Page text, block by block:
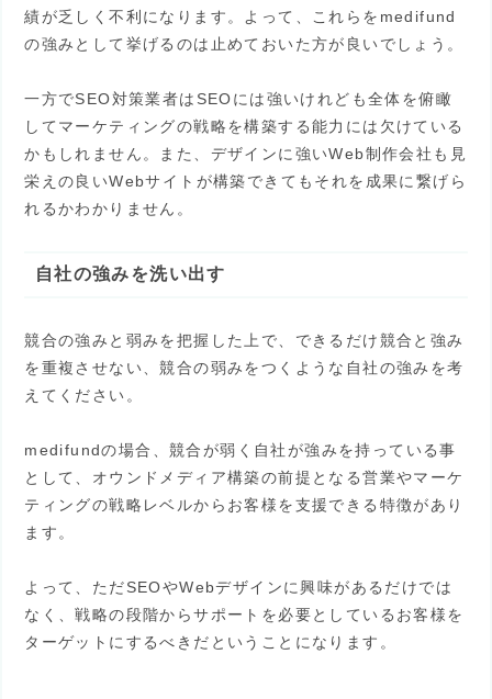
績が乏しく不利になります。よって、これらをmedifund
の強みとして挙げるのは止めておいた方が良いでしょう。
一方でSEO対策業者はSEOには強いけれども全体を俯瞰
してマーケティングの戦略を構築する能力には欠けている
かもしれません。また、デザインに強いWeb制作会社も見
栄えの良いWebサイトが構築できてもそれを成果に繋げら
れるかわかりません。
自社の強みを洗い出す
競合の強みと弱みを把握した上で、できるだけ競合と強み
を重複させない、競合の弱みをつくような自社の強みを考
えてください。
medifundの場合、競合が弱く自社が強みを持っている事
として、オウンドメディア構築の前提となる営業やマーケ
ティングの戦略レベルからお客様を支援できる特徴があり
ます。
よって、ただSEOやWebデザインに興味があるだけでは
なく、戦略の段階からサポートを必要としているお客様を
ターゲットにするべきだということになります。